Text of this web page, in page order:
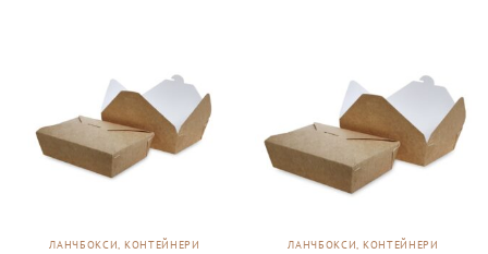
ЛАНЧБОКСИ, КОНТЕЙНЕРИ ЛАНЧБОКСИ, КОНТЕЙНЕРИ